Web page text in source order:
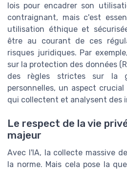
lois pour encadrer son
contraignant, mais c'est
utilisation éthique et
être au courant de ces
risques juridiques. Par
sur la protection des données
des règles strictes sur la
personnelles, un aspect
qui collectent et analysent des
Le respect de la vie
majeur
Avec l'IA, la collecte massive
la norme. Mais cela pose la